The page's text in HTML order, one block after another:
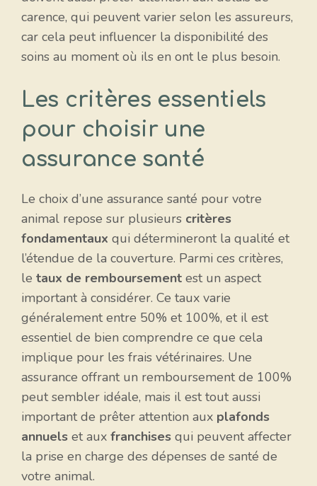
carence, qui peuvent varier selon les assureurs,
car cela peut influencer la disponibilité des
soins au moment où ils en ont le plus besoin.
Les critères essentiels
pour choisir une
assurance santé
Le choix d’une assurance santé pour votre
animal repose sur plusieurs critères
fondamentaux qui détermineront la qualité et
l’étendue de la couverture. Parmi ces critères,
le taux de remboursement est un aspect
important à considérer. Ce taux varie
généralement entre 50% et 100%, et il est
essentiel de bien comprendre ce que cela
implique pour les frais vétérinaires. Une
assurance offrant un remboursement de 100%
peut sembler idéale, mais il est tout aussi
important de prêter attention aux plafonds
annuels et aux franchises qui peuvent affecter
la prise en charge des dépenses de santé de
votre animal.